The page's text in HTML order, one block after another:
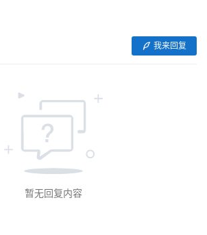
我来回复
暂无回复内容